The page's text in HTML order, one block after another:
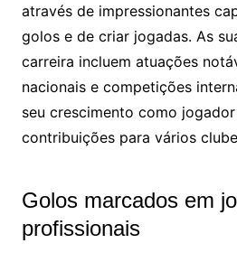
através de impressionantes
golos e de criar jogadas. As
carreira incluem atuações
nacionais e competições
seu crescimento como
contribuições para vários
Golos marcados em
profissionais